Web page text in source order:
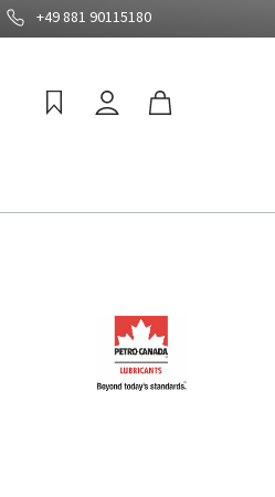
+49 881 90115180